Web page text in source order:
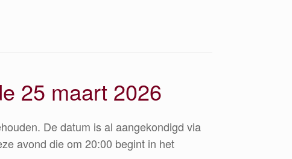
25 maart 2026
De datum is al aangekondigd via
avond die om 20:00 begint in het